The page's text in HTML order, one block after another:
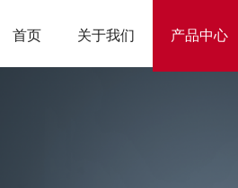
首页 关于我们 产品中心